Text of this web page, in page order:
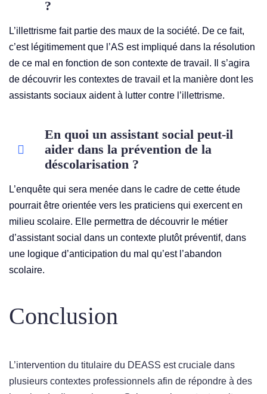
?
L’illettrisme fait partie des maux de la société. De ce fait,
c’est légitimement que l’AS est impliqué dans la résolution
de ce mal en fonction de son contexte de travail. Il s’agira
de découvrir les contextes de travail et la manière dont les
assistants sociaux aident à lutter contre l’illettrisme.
En quoi un assistant social peut-il
aider dans la prévention de la
déscolarisation ?
L’enquête qui sera menée dans le cadre de cette étude
pourrait être orientée vers les praticiens qui exercent en
milieu scolaire. Elle permettra de découvrir le métier
d’assistant social dans un contexte plutôt préventif, dans
une logique d’anticipation du mal qu’est l’abandon
scolaire.
Conclusion
L’intervention du titulaire du DEASS est cruciale dans
plusieurs contextes professionnels afin de répondre à des